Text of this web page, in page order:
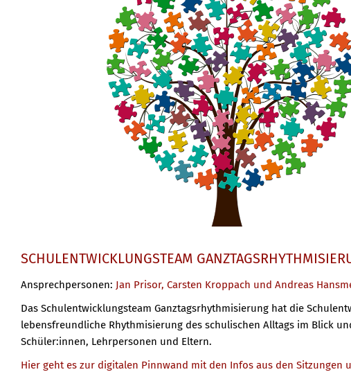
SCHULENTWICKLUNGSTEAM
Ansprechpersonen: Jan Prisor, Carsten Kroppach und Andreas
Das Schulentwicklungsteam Ganztagsrhythmisierung hat die
lebensfreundliche Rhythmisierung des schulischen Alltags im Blick
Schüler:innen, Lehrpersonen und Eltern.
Hier geht es zur digitalen Pinnwand mit den Infos aus den Sitzungen